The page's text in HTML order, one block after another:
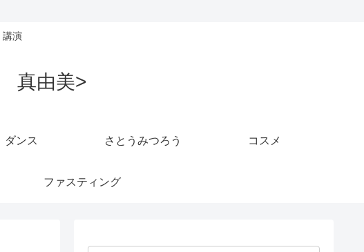
講演
真由美>
ダンス さとうみつろう コスメ
ファスティング